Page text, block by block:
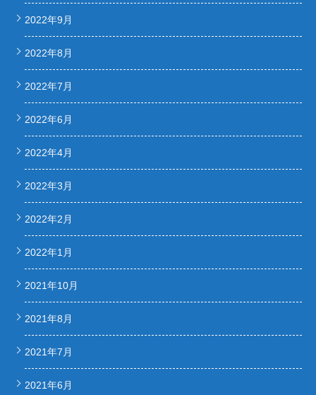
2022年9月
2022年8月
2022年7月
2022年6月
2022年4月
2022年3月
2022年2月
2022年1月
2021年10月
2021年8月
2021年7月
2021年6月